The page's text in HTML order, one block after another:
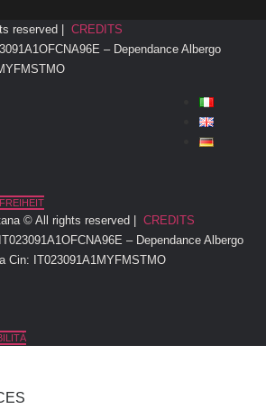
reserved | CREDITS
– Dependance Albergo
© All rights reserved | CREDITS
– Dependance Albergo
Cin: IT023091A1MYFMSTMO